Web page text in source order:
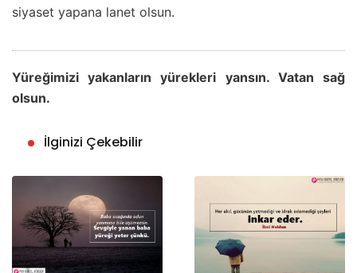
siyaset yapana lanet olsun.
Yüreğimizi yakanların yürekleri yansın. Vatan sağ
olsun.
İlginizi Çekebilir